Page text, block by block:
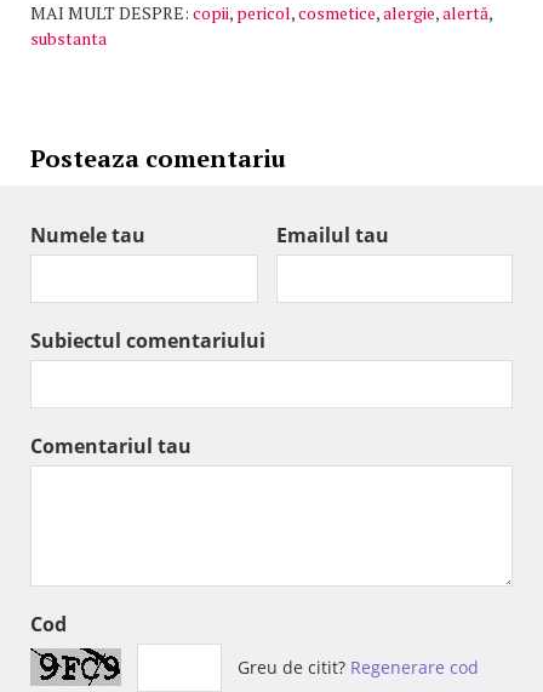
MAI MULT DESPRE: copii, pericol,cosmetice,alergie,alertă,
substanta
Posteaza comentariu
Numele tau Emailul tau
Subiectul comentariului
Comentariul tau
Cod
Greu de citit? Regenerare cod